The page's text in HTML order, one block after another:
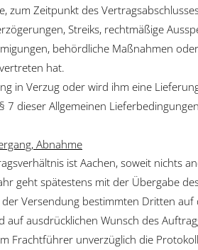
zum Zeitpunkt des
Streiks, rechtmäßige
behördliche Maßnahmen
hat.
in Verzug oder wird ihm eine
7 dieser Allgemeinen
Abnahme
ist Aachen, soweit nichts
geht spätestens mit der Übergabe
Versendung bestimmten Dritten auf
ausdrücklichen Wunsch des
Frachtführer unverzüglich die